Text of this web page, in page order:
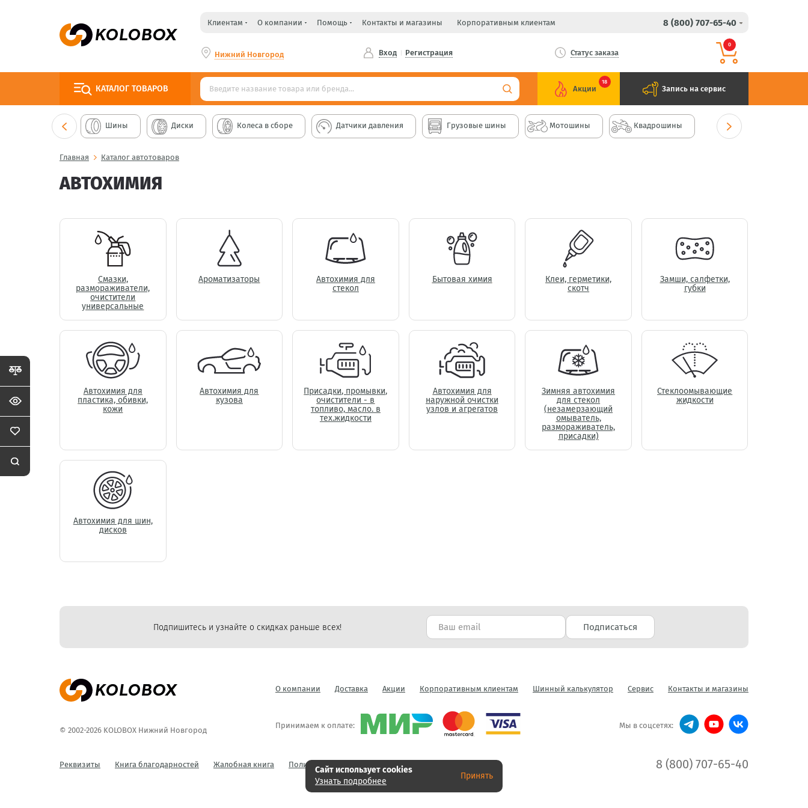
Клиентам О компании Помощь Контакты и магазины Корпоративным клиентам 8 (800) 707-65-40
Нижний Новгород Вход Регистрация Статус заказа
0
КАТАЛОГ ТОВАРОВ Акции
18
Запись на сервис
Шины Диски Колеса в сборе Датчики давления Грузовые шины Мотошины Квадрошины
Главная Каталог автотоваров
АВТОХИМИЯ
Смазки,
размораживатели,
очистители
универсальные
Ароматизаторы
Автохимия для
стекол
Бытовая химия
Клеи, герметики,
скотч
Замши, салфетки,
губки
Автохимия для
пластика, обивки,
кожи
Автохимия для
кузова
Присадки, промывки,
очистители - в
топливо, масло. в
тех.жидкости
Автохимия для
наружной очистки
узлов и агрегатов
Зимняя автохимия
для стекол
(незамерзающий
омыватель,
размораживатель,
присадки)
Стеклоомывающие
жидкости
Автохимия для шин,
дисков
Подпишитесь и узнайте о скидках раньше всех! Подписаться
© 2002-2026 KOLOBOX Нижний Новгород
О компании Доставка Акции Корпоративным клиентам Шинный калькулятор Сервис Контакты и магазины
Принимаем к оплате: Мы в соцсетях:
Реквизиты Книга благодарностей Жалобная книга Политика конфиденциальности 8 (800) 707-65-40
Сайт использует cookies
Узнать подробнее
Принять